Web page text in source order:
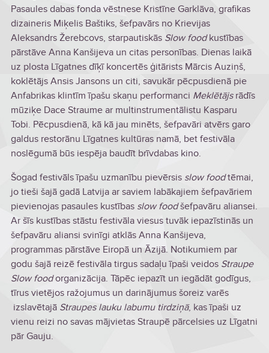
Pasaules dabas fonda vēstnese Kristīne Garklāva, grafikas
dizaineris Miķelis Baštiks, šefpavārs no Krievijas
Aleksandrs Žerebcovs, starpautiskās Slow foodkustības
pārstāve Anna Kanšijeva un citas personības. Dienas laikā
uz plosta Līgatnes dīķī koncertēs ģitārists Mārcis Auziņš,
koklētājs Ansis Jansons un citi, savukār pēcpusdienā pie
Anfabrikas klintīm īpašu skaņu performanci Meklētājsrādīs
mūziķe Dace Straume ar multinstrumentālistu Kasparu
Tobi. Pēcpusdienā, kā kā jau minēts, šefpavāri atvērs garo
galdus restorānu Līgatnes kultūras namā, bet festivāla
noslēgumā būs iespēja baudīt brīvdabas kino.
Šogad festivāls īpašu uzmanību pievērsis slow foodtēmai,
jo tieši šajā gadā Latvija ar saviem labākajiem šefpavāriem
pievienojas pasaules kustības slow foodšefpavāru aliansei.
Ar šīs kustības stāstu festivāla viesus tuvāk iepazīstinās un
šefpavāru aliansi svinīgi atklās Anna Kanšijeva,
programmas pārstāve Eiropā un Āzijā. Notikumiem par
godu šajā reizē festivāla tirgus sadaļu īpaši veidos Straupe
Slow foodorganizācija. Tāpēc iepazīt un iegādāt godīgus,
tīrus vietējos ražojumus un darinājumus šoreiz varēs
izslavētajā Straupes lauku labumu tirdziņā, kas īpaši uz
vienu reizi no savas mājvietas Straupē pārcelsies uz Līgatni
pār Gauju.